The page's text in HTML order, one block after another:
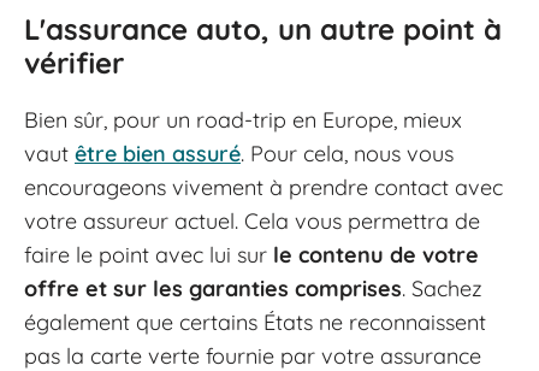
L'assurance auto, un autre point à
vérifier
Bien sûr, pour un road-trip en Europe, mieux
vaut être bien assuré. Pour cela, nous vous
encourageons vivement à prendre contact avec
votre assureur actuel. Cela vous permettra de
faire le point avec lui sur le contenu de votre
offre et sur les garanties comprises. Sachez
également que certains États ne reconnaissent
pas la carte verte fournie par votre assurance